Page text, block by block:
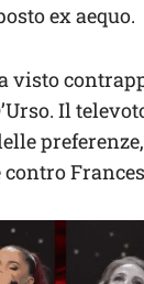
ex aequo.
visto
Il